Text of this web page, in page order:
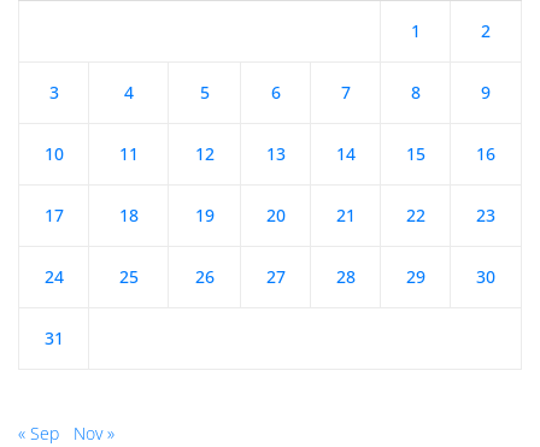
1 2
3 4 5 6 7 8 9
10 11 12 13 14 15 16
17 18 19 20 21 22 23
24 25 26 27 28 29 30
31
« Sep Nov »